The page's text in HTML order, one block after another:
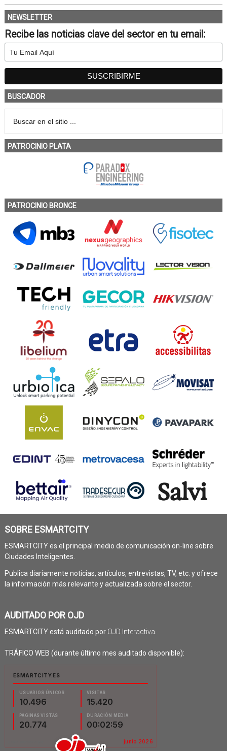
NEWSLETTER
Recibe las noticias clave del sector en tu email:
BUSCADOR
PATROCINIO PLATA
PATROCINIO BRONCE
SOBRE ESMARTCITY
ESMARTCITY es el principal medio de comunicación on-line sobre
Ciudades Inteligentes.
Publica diariamente noticias, artículos, entrevistas, TV, etc. y ofrece
la información más relevante y actualizada sobre el sector.
AUDITADO POR OJD
ESMARTCITY está auditado por OJD Interactiva
TRÁFICO WEB (durante último mes auditado disponible):